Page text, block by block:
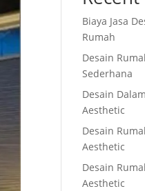
Biaya Jasa
Rumah
Desain
Sederhana
Desain
Aesthetic
Desain
Aesthetic
Desain
Aesthetic